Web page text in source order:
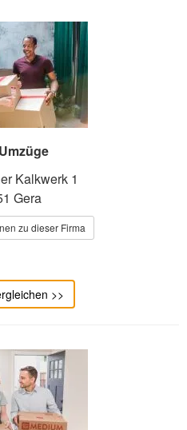
Kalkwerk 1
Gera
zu dieser Firma
>>